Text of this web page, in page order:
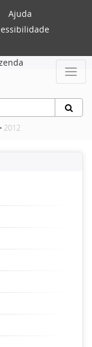
Ajuda
2012